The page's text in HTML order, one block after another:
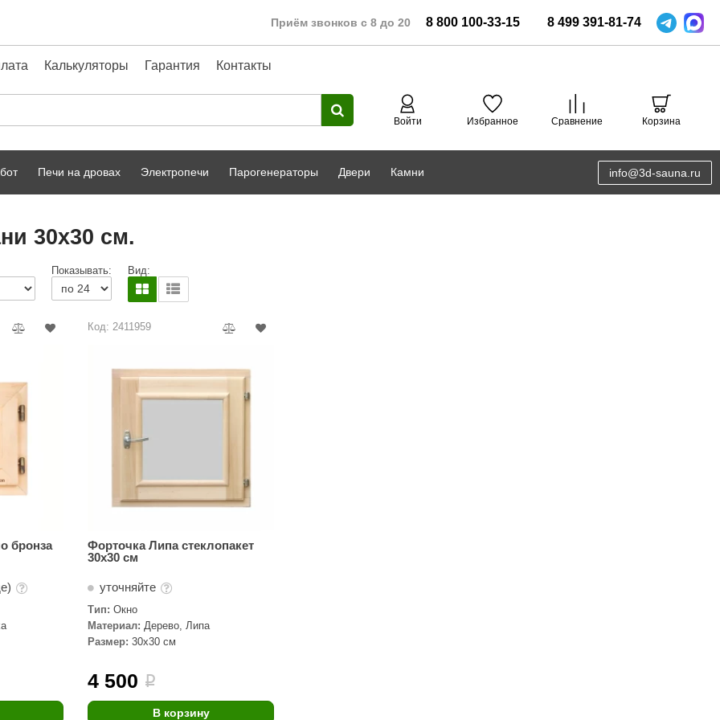
Приём звонков с 8 до 20 8 800 100-33-15 8 499 391-81-74
Калькуляторы Гарантия Контакты
Войти Избранное Сравнение Корзина
A-Panel
Банные штучки
Русский дух
Карельские легенды
Baldus
Печи на дровах Электропечи Парогенераторы Двери Камни info@3d-sauna.ru
30x30 см.
Показывать: Вид:
бронза
Код: 2411959
Форточка Липа стеклопакет
30х30 см
уточняйте
Тип: Окно
Материал: Дерево, Липа
Размер: 30x30 см
4 500 i
В корзину